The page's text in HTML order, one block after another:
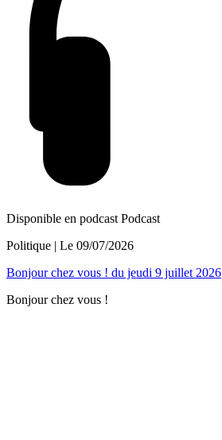
Disponible en podcast Podcast
Politique | Le 09/07/2026
Bonjour chez vous ! du jeudi 9 juillet 2026
Bonjour chez vous !